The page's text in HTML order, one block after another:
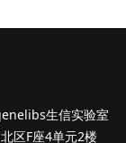
生信实验室
区F座4单元2楼